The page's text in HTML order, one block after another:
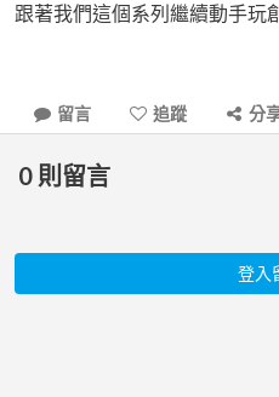
跟著我們這個系列繼續動手玩
留言 追蹤 分
0 則留言
登入